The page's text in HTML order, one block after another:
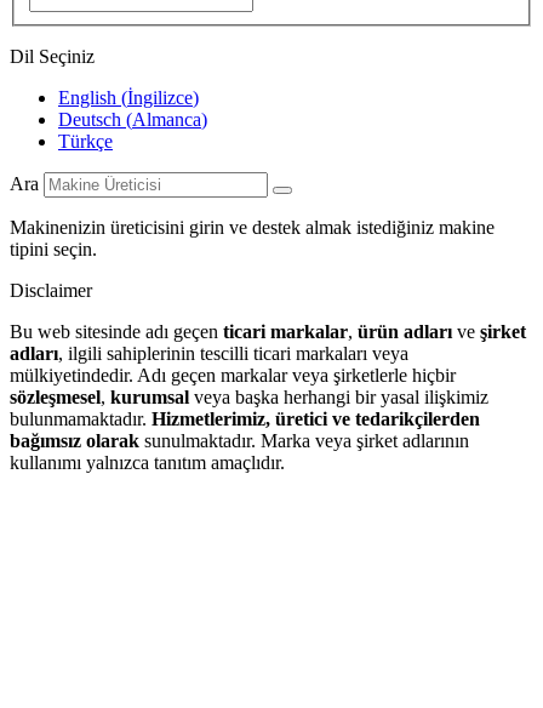
Dil Seçiniz
English (İngilizce)
Deutsch (Almanca)
Türkçe
Ara
Makinenizin üreticisini girin ve destek almak istediğiniz makine
tipini seçin.
Disclaimer
Bu web sitesinde adı geçen ticari markalar, ürün adları ve şirket
adları, ilgili sahiplerinin tescilli ticari markaları veya
mülkiyetindedir. Adı geçen markalar veya şirketlerle hiçbir
sözleşmesel, kurumsal veya başka herhangi bir yasal ilişkimiz
bulunmamaktadır. Hizmetlerimiz, üretici ve tedarikçilerden
bağımsız olarak sunulmaktadır. Marka veya şirket adlarının
kullanımı yalnızca tanıtım amaçlıdır.